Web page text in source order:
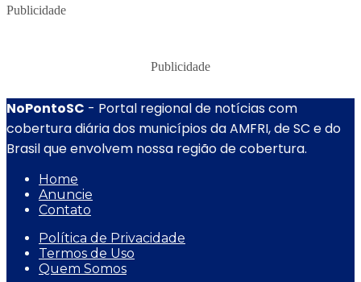
Publicidade
Publicidade
NoPontoSC - Portal regional de notícias com
cobertura diária dos municípios da AMFRI, de SC e do
Brasil que envolvem nossa região de cobertura.
Home
Anuncie
Contato
Política de Privacidade
Termos de Uso
Quem Somos